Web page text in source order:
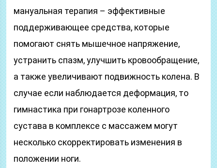
мануальная терапия – эффективные
поддерживающее средства, которые
помогают снять мышечное напряжение,
устранить спазм, улучшить кровообращение,
а также увеличивают подвижность колена. В
случае если наблюдается деформация, то
гимнастика при гонартрозе коленного
сустава в комплексе с массажем могут
несколько скорректировать изменения в
положении ноги.